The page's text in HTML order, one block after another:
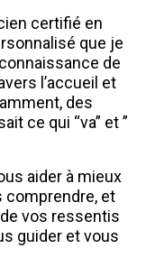
certifié en
que je
de
l’accueil et
des
ce qui “va” et ”
aider à mieux
comprendre, et
vos ressentis
guider et vous